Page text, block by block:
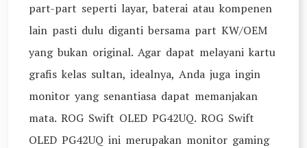
part-part seperti layar, baterai atau kompenen
lain pasti dulu diganti bersama part KW/OEM
yang bukan original. Agar dapat melayani kartu
grafis kelas sultan, idealnya, Anda juga ingin
monitor yang senantiasa dapat memanjakan
mata. ROG Swift OLED PG42UQ. ROG Swift
OLED PG42UQ ini merupakan monitor gaming